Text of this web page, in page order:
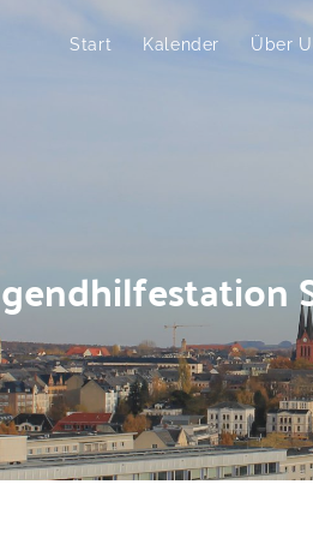
Start Kalender Über